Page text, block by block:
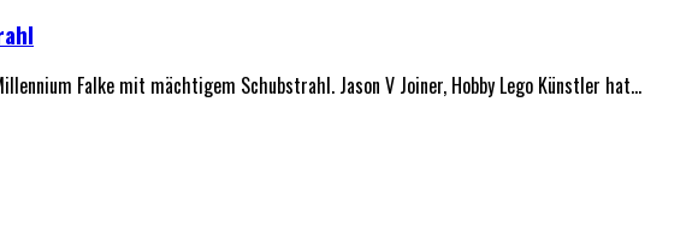
Falke mit mächtigem Schubstrahl. Jason V Joiner, Hobby Lego Künstler hat...